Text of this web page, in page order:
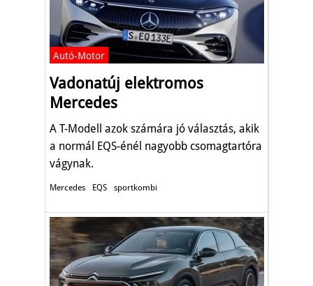
Autó-Motor
Vadonatúj elektromos
Mercedes
A T-Modell azok számára jó választás, akik
a normál EQS-énél nagyobb csomagtartóra
vágynak.
Mercedes EQS sportkombi